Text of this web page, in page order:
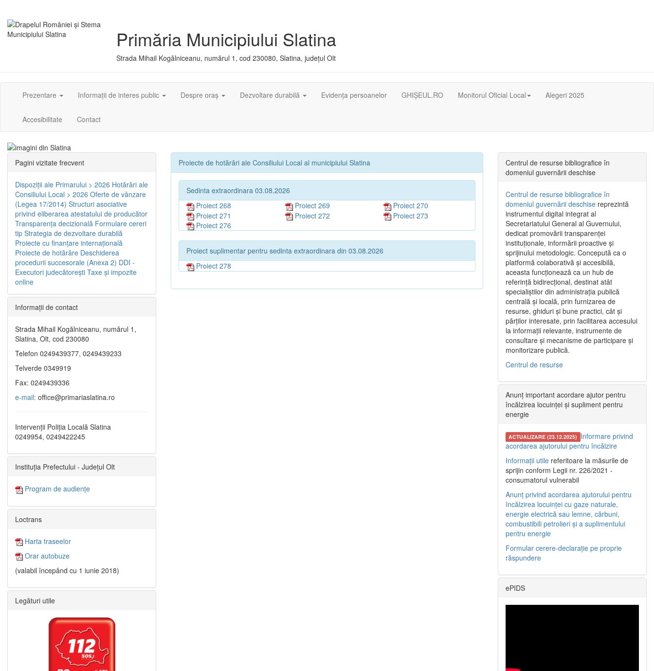
Primăria Municipiului Slatina
Strada Mihail Kogălniceanu, numărul 1, cod 230080, Slatina, județul Olt
Prezentare Informații de interes public Despre oraș Dezvoltare durabilă Evidența persoanelor GHIȘEUL.RO Monitorul Oficial Local Alegeri 2025
Accesibilitate Contact
Proiecte de hotărâri ale Consiliului Local al municipiului Slatina
Sedinta extraordinara 03.08.2026
Proiect 268
Proiect 269
Proiect 270
Proiect 271
Proiect 272
Proiect 273
Proiect 276
Proiect suplimentar pentru sedinta extraordinara din 03.08.2026
Proiect 278
Pagini vizitate frecvent
Dispoziţii ale Primarului > 2026 Hotărâri ale
Consiliului Local > 2026 Oferte de vânzare
(Legea 17/2014) Structuri asociative
privind eliberarea atestatului de producător
Transparenţa decizională Formulare cereri
tip Strategia de dezvoltare durabilă
Proiecte cu finanţare internaţională
Proiecte de hotărâre Deschiderea
procedurii succesorale (Anexa 2) DDI -
Executori judecătorești Taxe şi impozite
online
Informaţii de contact
Strada Mihail Kogălniceanu, numărul 1,
Slatina, Olt, cod 230080
Telefon 0249439377, 0249439233
Telverde 0349919
Fax: 0249439336
e-mail: office@primariaslatina.ro
Intervenții Poliția Locală Slatina
0249954, 0249422245
Instituția Prefectului - Județul Olt
Program de audiențe
Loctrans
Harta traseelor
Orar autobuze
(valabil începând cu 1 iunie 2018)
Legături utile
Centrul de resurse bibliografice în
domeniul guvernării deschise
Centrul de resurse bibliografice în
domeniul guvernării deschise reprezintă
instrumentul digital integrat al
Secretariatului General al Guvernului,
dedicat promovării transparenței
instituționale, informării proactive și
sprijinului metodologic. Concepută ca o
platformă colaborativă și accesibilă,
aceasta funcționează ca un hub de
referință bidirecțional, destinat atât
specialiștilor din administrația publică
centrală și locală, prin furnizarea de
resurse, ghiduri și bune practici, cât și
părților interesate, prin facilitarea accesului
la informații relevante, instrumente de
consultare și mecanisme de participare și
monitorizare publică.
Centrul de resurse
Anunț important acordare ajutor pentru
încălzirea locuinței și supliment pentru
energie
ACTUALIZARE (23.12.2025) Informare privind
acordarea ajutorului pentru încălzire
Informații utile referitoare la măsurile de
sprijin conform Legii nr. 226/2021 -
consumatorul vulnerabil
Anunț privind acordarea ajutorului pentru
încălzirea locuinței cu gaze naturale,
energie electrică sau lemne, cărbuni,
combustibili petrolieri și a suplimentului
pentru energie
Formular cerere-declarație pe proprie
răspundere
ePIDS